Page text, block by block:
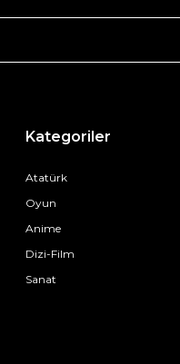
Kategoriler
Atatürk
Oyun
Anime
Dizi-Film
Sanat